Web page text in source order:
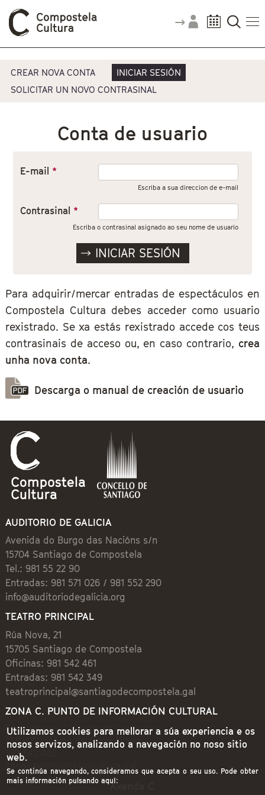
Pestanas principais
CREAR NOVA CONTA
INICIAR SESIÓN
SOLICITAR UN NOVO CONTRASINAL
Conta de usuario
E-mail *
Escriba a sua direccion de e-mail
Contrasinal *
Escriba o contrasinal asignado ao seu nome de usuario
Para adquirir/mercar entradas de espectáculos en
Compostela Cultura debes acceder como usuario
rexistrado. Se xa estás rexistrado accede cos teus
contrasinais de acceso ou, en caso contrario, crea
unha nova conta.
Descarga o manual de creación de usuario
AUDITORIO DE GALICIA
Avenida do Burgo das Nacións s/n
15704 Santiago de Compostela
Tel.: 981 55 22 90
Entradas: 981 571 026 / 981 552 290
info@auditoriodegalicia.org
TEATRO PRINCIPAL
Rúa Nova, 21
15705 Santiago de Compostela
Oficinas: 981 542 461
Entradas: 981 542 349
teatroprincipal@santiagodecompostela.gal
ZONA C. PUNTO DE INFORMACIÓN CULTURAL
Preguntoiro, 1 (Praza de Cervantes)
15704 Santiago de Compostela
981 542 462
zonac@compostelacultura.gal
Axenda C
Utilizamos cookies para mellorar a súa experiencia e os
nosos servizos, analizando a navegación no noso sitio
web.
Se continúa navegando, consideramos que acepta o seu uso. Pode obter
mais información pulsando aquí: